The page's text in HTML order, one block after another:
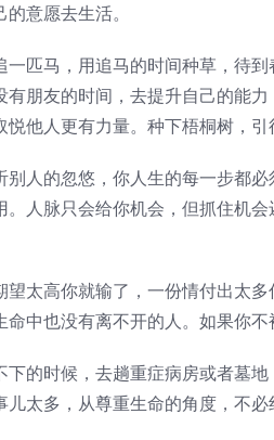
意愿去生活。
一匹马，用追马的时间种草，待
有朋友的时间，去提升自己的能
悦他人更有力量。种下梧桐树，
别人的忽悠，你人生的每一步都
。人脉只会给你机会，但抓住机
望太高你就输了，一份情付出太
中也没有离不开的人。如果你不
下的时候，去趟重症病房或者墓
太多，从尊重生命的角度，不必